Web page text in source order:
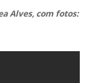
Alves, com fotos: